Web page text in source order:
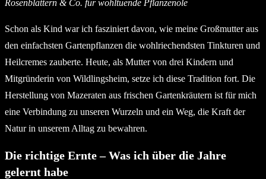
Rosenblättern & Co. für wohltuende Pflanzenöle
Schon als Kind war ich fasziniert davon, wie meine Großmutter aus
den einfachsten Gartenpflanzen die wohlriechendsten Tinkturen und
Heilcremes zauberte. Heute, als Mutter von drei Kindern und
Mitgründerin von Wildlingsheim, setze ich diese Tradition fort. Die
Herstellung von Mazeraten aus frischen Gartenkräutern ist für mich
eine Verbindung zu unseren Wurzeln und ein Weg, die Kraft der
Natur in unserem Alltag zu bewahren.
Die richtige Ernte – Was ich über die Jahre
gelernt habe